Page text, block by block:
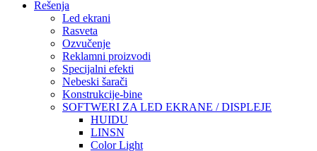
Rešenja
Led ekrani
Rasveta
Ozvučenje
Reklamni proizvodi
Specijalni efekti
Nebeski šarači
Konstrukcije-bine
SOFTWERI ZA LED EKRANE / DISPLEJE
HUIDU
LINSN
Color Light